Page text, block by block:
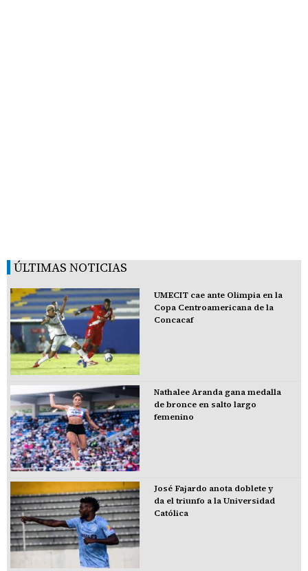
ÚLTIMAS NOTICIAS
UMECIT cae ante Olimpia en la
Copa Centroamericana de la
Concacaf
Nathalee Aranda gana medalla
de bronce en salto largo
femenino
José Fajardo anota doblete y
da el triunfo a la Universidad
Católica